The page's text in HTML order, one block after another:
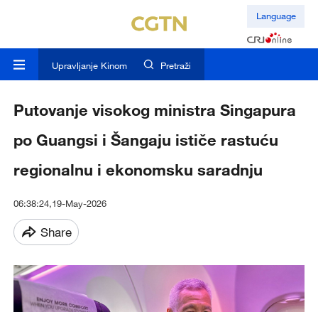
Language
Upravljanje Kinom Pretraži
Putovanje visokog ministra Singapura
po Guangsi i Šangaju ističe rastuću
regionalnu i ekonomsku saradnju
06:38:24,19-May-2026
Share